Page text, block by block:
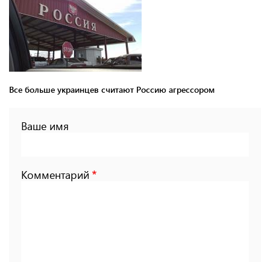
Все больше украинцев считают Россию агрессором
Ваше имя
Комментарий